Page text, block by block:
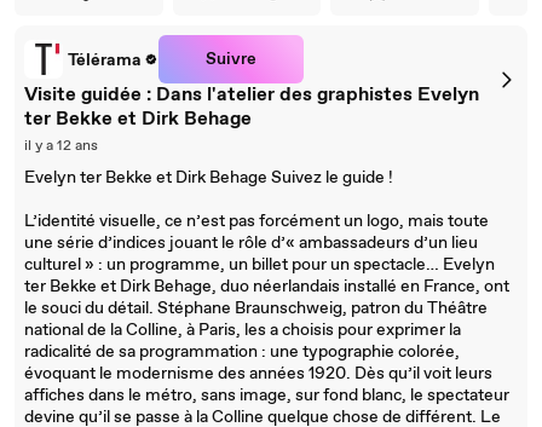
Télérama Suivre
Visite guidée : Dans l'atelier des graphistes Evelyn
ter Bekke et Dirk Behage
il y a 12 ans
Evelyn ter Bekke et Dirk Behage Suivez le guide !
L’identité visuelle, ce n’est pas forcément un logo, mais toute
une série d’indices jouant le rôle d’« ambassadeurs d’un lieu
culturel » : un programme, un billet pour un spectacle… Evelyn
ter Bekke et Dirk Behage, duo néerlandais installé en France, ont
le souci du détail. Stéphane Braunschweig, patron du Théâtre
national de la Colline, à Paris, les a choisis pour exprimer la
radicalité de sa programmation : une typographie colorée,
évoquant le modernisme des années 1920. Dès qu’il voit leurs
affiches dans le métro, sans image, sur fond blanc, le spectateur
devine qu’il se passe à la Colline quelque chose de différent. Le